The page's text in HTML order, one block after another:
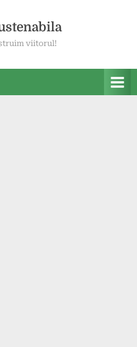
viitorul!